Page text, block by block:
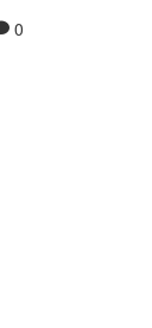
0